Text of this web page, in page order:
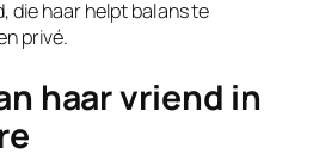
die haar helpt balans te
privé.
haar vriend in